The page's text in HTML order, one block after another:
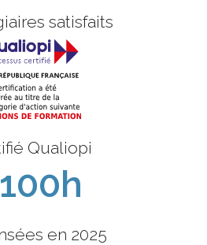
satisfaits
Qualiopi
en 2025